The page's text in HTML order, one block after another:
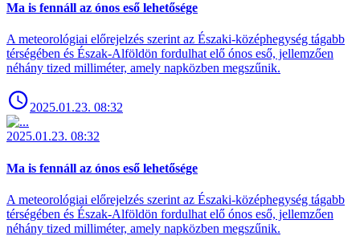
Ma is fennáll az ónos eső lehetősége
A meteorológiai előrejelzés szerint az Északi-középhegység tágabb
térségében és Észak-Alföldön fordulhat elő ónos eső, jellemzően
néhány tized milliméter, amely napközben megszűnik.
2025.01.23. 08:32
2025.01.23. 08:32
Ma is fennáll az ónos eső lehetősége
A meteorológiai előrejelzés szerint az Északi-középhegység tágabb
térségében és Észak-Alföldön fordulhat elő ónos eső, jellemzően
néhány tized milliméter, amely napközben megszűnik.